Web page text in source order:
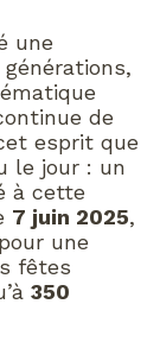
une
de
esprit que
le jour : un
à cette
7 juin 2025,
une
fêtes
350